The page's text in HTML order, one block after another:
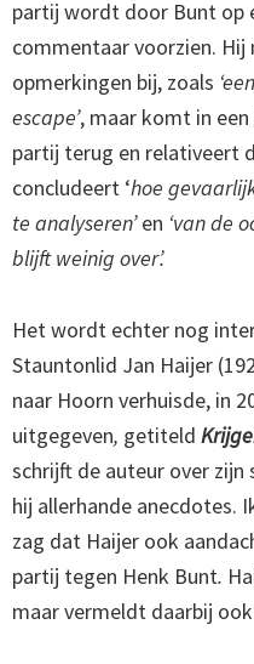
partij wordt door Bunt op
commentaar voorzien.
opmerkingen bij, zoals
escape’, maar komt in
partij terug en relativeert
concludeert ‘hoe
te analyseren’en ‘van de
blijft weinig over’.
Het wordt echter nog
Stauntonlid Jan Haijer
naar Hoorn verhuisde, in
uitgegeven, getiteld
schrijft de auteur over zijn
hij allerhande anecdotes.
zag dat Haijer ook
partij tegen Henk Bunt.
maar vermeldt daarbij